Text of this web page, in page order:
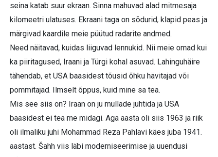
seina katab suur ekraan. Sinna mahuvad alad mitmesaja
kilomeetri ulatuses. Ekraani taga on sõdurid, klapid peas ja
märgivad kaardile meie püütud radarite andmed.
Need näitavad, kuidas liiguvad lennukid. Nii meie omad kui
ka piiritagused, Iraani ja Türgi kohal asuvad. Lahinguhäire
tähendab, et USA baasidest tõusid õhku hävitajad või
pommitajad. Ilmselt õppus, kuid mine sa tea.
Mis see siis on? Iraan on ju mullade juhtida ja USA
baasidest ei tea me midagi. Aga aasta oli siis 1963 ja riik
oli ilmaliku juhi Mohammad Reza Pahlavi käes juba 1941.
aastast. Šahh viis läbi moderniseerimise ja uuendusi